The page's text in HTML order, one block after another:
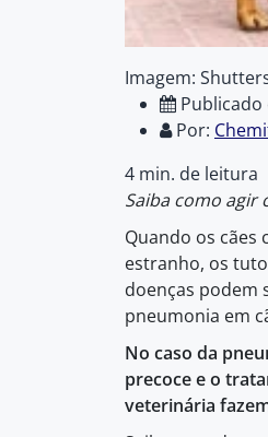
Imagem:
Publicado
Por:
4 min. de leitura
Saiba como agir
Quando os
estranho, os
doenças podem
pneumonia em
No caso da
precoce e o
veterinária